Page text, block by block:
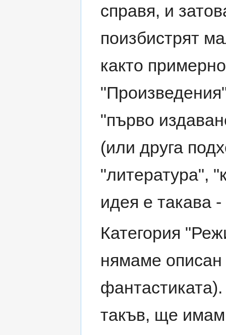
справя, и
поизбистрят
както
"първо
(или друга
"литература",
идея е такава
Категория
нямаме описан
такъв, ще имам